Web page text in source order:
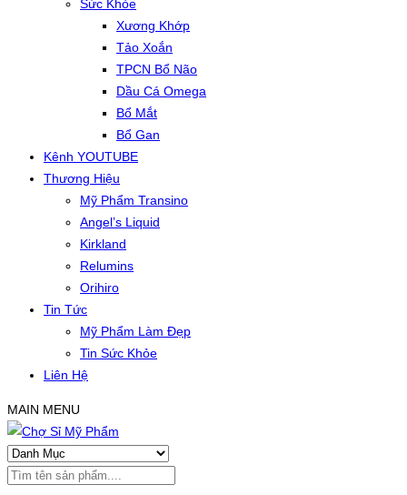
Sức Khỏe
Xương Khớp
Tảo Xoắn
TPCN Bổ Não
Dầu Cá Omega
Bổ Mắt
Bổ Gan
Kênh YOUTUBE
Thương Hiệu
Mỹ Phẩm Transino
Angel’s Liquid
Kirkland
Relumins
Orihiro
Tin Tức
Mỹ Phẩm Làm Đẹp
Tin Sức Khỏe
Liên Hệ
MAIN MENU